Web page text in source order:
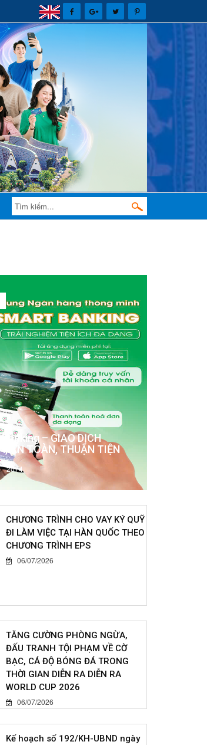
– GIAO DỊCH
AN TOÀN, THUẬN TIỆN
2074
CHƯƠNG TRÌNH CHO VAY KÝ QUỸ
ĐI LÀM VIỆC TẠI HÀN QUỐC THEO
CHƯƠNG TRÌNH EPS
06/07/2026
TĂNG CƯỜNG PHÒNG NGỪA,
ĐẤU TRANH TỘI PHẠM VỀ CỜ
BẠC, CÁ ĐỘ BÓNG ĐÁ TRONG
THỜI GIAN DIỄN RA DIỄN RA
WORLD CUP 2026
06/07/2026
Kế hoạch số 192/KH-UBND ngày